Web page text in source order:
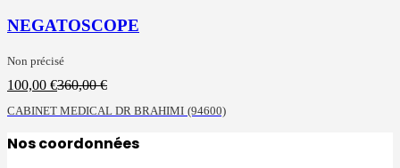
NEGATOSCOPE
Non précisé
100,00 €Le
actuel
100,00 €.
360,00€Le
initial
360,00 €.
CABINET MEDICAL DR BRAHIMI (94600)
Nos coordonnées